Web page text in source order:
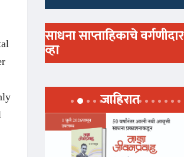
साधना साप्ताहिकाचे वर्गणीदार
व्हा
जाहिरात